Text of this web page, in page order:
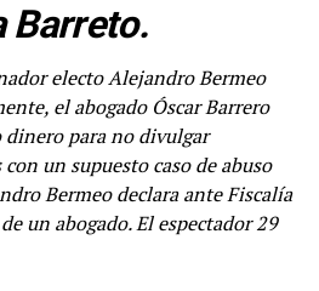
Barreto.
electo Alejandro Bermeo
el abogado Óscar Barrero
dinero para no divulgar
un supuesto caso de abuso
Bermeo declara ante Fiscalía
un abogado. El espectador 29